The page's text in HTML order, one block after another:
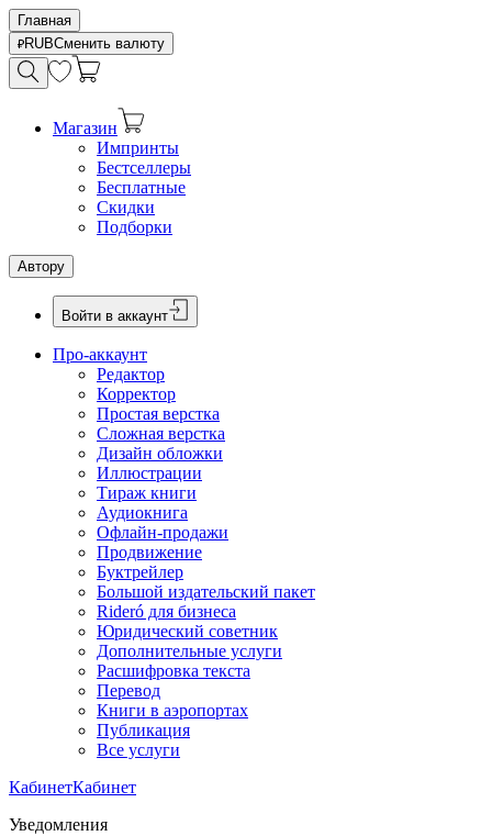
Главная
RUBСменить валюту
Магазин
Импринты
Бестселлеры
Бесплатные
Скидки
Подборки
Автору
Войти в аккаунт
Про-аккаунт
Редактор
Корректор
Простая верстка
Сложная верстка
Дизайн обложки
Иллюстрации
Тираж книги
Аудиокнига
Офлайн-продажи
Продвижение
Буктрейлер
Большой издательский пакет
Rideró для бизнеса
Юридический советник
Дополнительные услуги
Расшифровка текста
Перевод
Книги в аэропортах
Публикация
Все услуги
КабинетКабинет
Уведомления